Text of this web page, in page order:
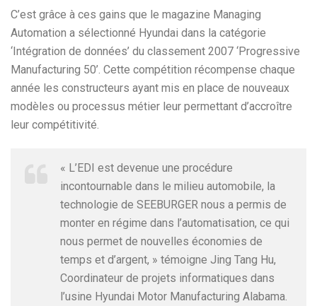
C’est grâce à ces gains que le magazine Managing
Automation a sélectionné Hyundai dans la catégorie
‘Intégration de données’ du classement 2007 ‘Progressive
Manufacturing 50’. Cette compétition récompense chaque
année les constructeurs ayant mis en place de nouveaux
modèles ou processus métier leur permettant d’accroître
leur compétitivité.
« L’EDI est devenue une procédure
incontournable dans le milieu automobile, la
technologie de SEEBURGER nous a permis de
monter en régime dans l’automatisation, ce qui
nous permet de nouvelles économies de
temps et d’argent, » témoigne Jing Tang Hu,
Coordinateur de projets informatiques dans
l’usine Hyundai Motor Manufacturing Alabama.